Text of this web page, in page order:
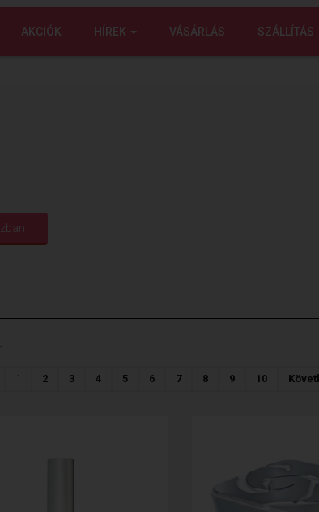
AKCIÓK HÍREK VÁSÁRLÁS SZÁLLÍTÁS
1 2 3 4 5 6 7 8 9 10